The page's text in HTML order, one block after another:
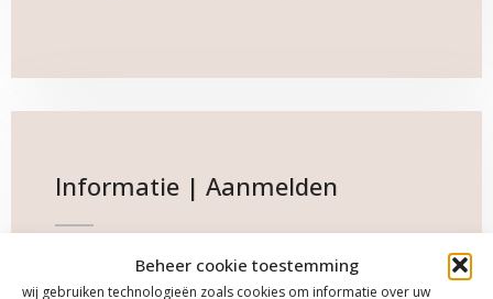
Beheer cookie toestemming
wij gebruiken technologieën zoals cookies om informatie over uw
Informatie | Aanmelden
Klik hieronder voor meer info of aanmelden.